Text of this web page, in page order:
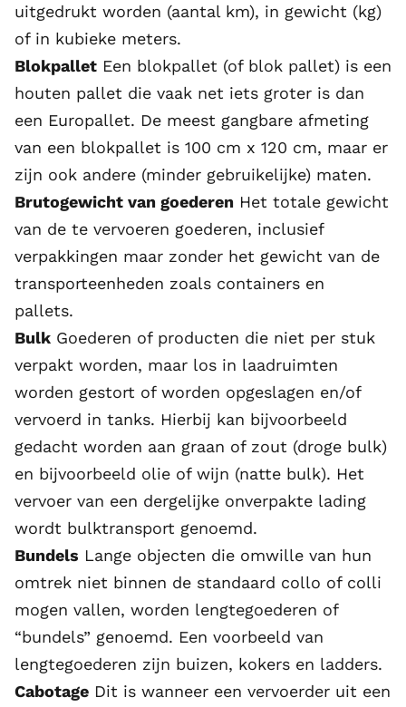
uitgedrukt worden (aantal km), in gewicht (kg)
of in kubieke meters.
Blokpallet Een blokpallet (of blok pallet) is een
houten pallet die vaak net iets groter is dan
een Europallet. De meest gangbare afmeting
van een blokpallet is 100 cm x 120 cm, maar er
zijn ook andere (minder gebruikelijke) maten.
Brutogewicht van goederen Het totale gewicht
van de te vervoeren goederen, inclusief
verpakkingen maar zonder het gewicht van de
transporteenheden zoals containers en
pallets.
Bulk Goederen of producten die niet per stuk
verpakt worden, maar los in laadruimten
worden gestort of worden opgeslagen en/of
vervoerd in tanks. Hierbij kan bijvoorbeeld
gedacht worden aan graan of zout (droge bulk)
en bijvoorbeeld olie of wijn (natte bulk). Het
vervoer van een dergelijke onverpakte lading
wordt bulktransport genoemd.
Bundels Lange objecten die omwille van hun
omtrek niet binnen de standaard collo of colli
mogen vallen, worden lengtegoederen of
“bundels” genoemd. Een voorbeeld van
lengtegoederen zijn buizen, kokers en ladders.
Cabotage Dit is wanneer een vervoerder uit een